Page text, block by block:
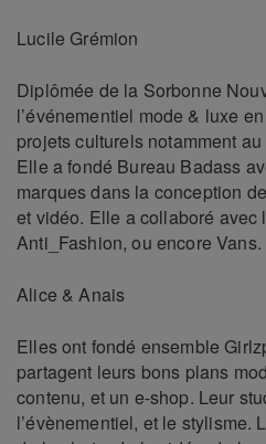
Lucile Grémion
Diplômée de la Sorbonne
l’événementiel mode & luxe
projets culturels notamment
Elle a fondé Bureau Badass
marques dans la conception
et vidéo. Elle a collaboré avec
Anti_Fashion, ou encore Vans.
Alice & Anais
Elles ont fondé ensemble
partagent leurs bons plans
contenu, et un e-shop. Leur
l’évènementiel, et le